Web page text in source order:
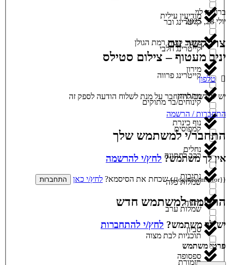
קייטרינג ובר
קייטרינג חלבי
קייטרינג פרווה
קינוחים/בר מתוקים
קמפוסים
רכב לחתונה
שמלות כלה
שמלות ערב
תוכניות לבת מצוה
תזמורת
מודיעין עילית
מושב קשת רמת הגולן
מירון
מתתיהו
נוף כינרת
נחלים
נתיבות
נתניה
סביון
ספסופה
ברוריה לוי
יולי 28, 2025
צרו קשר עם
יניב מעטוף – צילום סטילס
טלפון
יש להרשם/להתחבר על מנת לשלוח הודעה לספק זה
התחברות / הרשמה
התחבר/י למשתמש שלך
אין לך משתמש? לחץ/י להרשמה
{{loginForm.error}} שכחת את הסיסמא? לחץ/י כאן התחברות
הרשמה למשתמש חדש
יש לך משתמש? לחץ/י להתחברות
פרטי משתמש